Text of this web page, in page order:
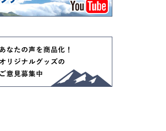
高山植物は・・・・・